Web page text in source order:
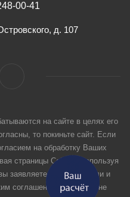
00-41
д. 107
на сайте в целях его
то покиньте сайт. Если
на обработку Ваших
страницы Сайта и используя
заявляете, что прочитали и
соглашением. Если вы не